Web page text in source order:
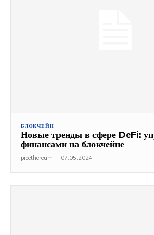
БЛОКЧЕЙН
Новые тренды в сфере DeFi:
финансами на блокчейне
proethereum - 07.05.2024